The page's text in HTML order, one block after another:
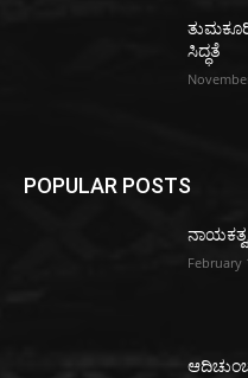
ಸಿದ್ಧತೆ
POPULAR POSTS
February